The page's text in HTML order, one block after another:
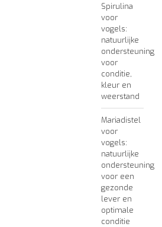
Spirulina
voor
vogels:
natuurlijke
ondersteuning
voor
conditie,
kleur en
weerstand
Mariadistel
voor
vogels:
natuurlijke
ondersteuning
voor een
gezonde
lever en
optimale
conditie